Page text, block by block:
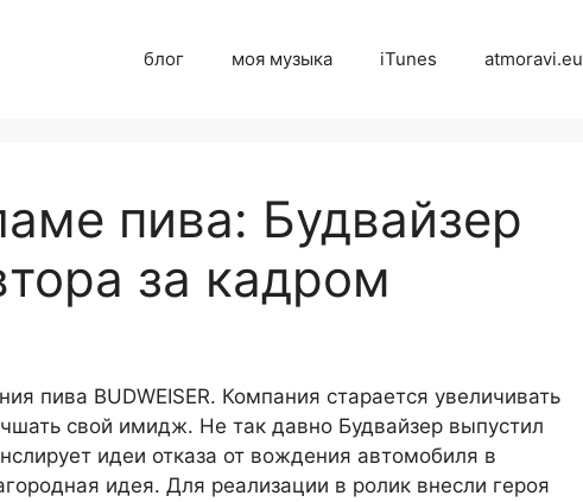
блог моя музыка iTunes atmoravi.eu
пива: Будвайзер
за кадром
пива BUDWEISER. Компания старается увеличивать
свой имидж. Не так давно Будвайзер выпустил
идеи отказа от вождения автомобиля в
идея. Для реализации в ролик внесли героя